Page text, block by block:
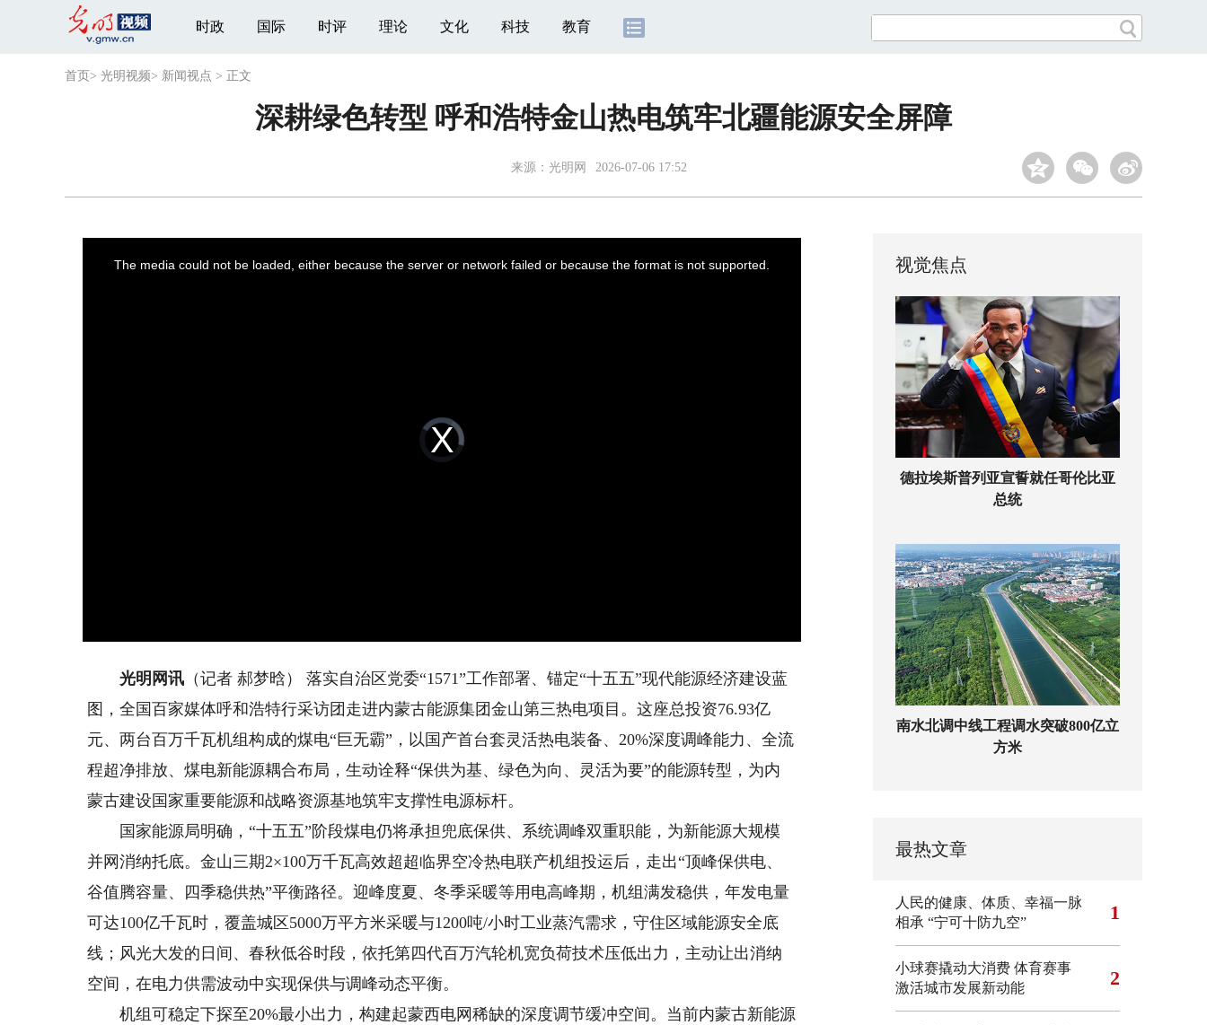
时政 国际 时评 理论 文化 科技 教育
首页 > 光明视频> 新闻视点 > 正文
深耕绿色转型 呼和浩特金山热电筑牢北疆能源安全屏障
来源： 光明网 2026-07-06 17:52
Video
Player
loading.
The media could not be loaded, either because the server or network failed or because the format is not supported.
光明网讯 （记者 郝梦晗） 落实自治区党委“1571”工作部署、锚定“十五五”现代能源经济建设蓝
图，全国百家媒体呼和浩特行采访团走进内蒙古能源集团金山第三热电项目。这座总投资76.93亿
元、两台百万千瓦机组构成的煤电“巨无霸”，以国产首台套灵活热电装备、20%深度调峰能力、全流
程超净排放、煤电新能源耦合布局，生动诠释“保供为基、绿色为向、灵活为要”的能源转型，为内
蒙古建设国家重要能源和战略资源基地筑牢支撑性电源标杆。
国家能源局明确，“十五五”阶段煤电仍将承担兜底保供、系统调峰双重职能，为新能源大规模
并网消纳托底。金山三期2×100万千瓦高效超超临界空冷热电联产机组投运后，走出“顶峰保供电、
谷值腾容量、四季稳供热”平衡路径。迎峰度夏、冬季采暖等用电高峰期，机组满发稳供，年发电量
可达100亿千瓦时，覆盖城区5000万平方米采暖与1200吨/小时工业蒸汽需求，守住区域能源安全底
线；风光大发的日间、春秋低谷时段，依托第四代百万汽轮机宽负荷技术压低出力，主动让出消纳
空间，在电力供需波动中实现保供与调峰动态平衡。
机组可稳定下探至20%最小出力，构建起蒙西电网稀缺的深度调节缓冲空间。当前内蒙古新能源
视觉焦点
德拉埃斯普列亚宣誓就任哥伦比亚
总统
南水北调中线工程调水突破800亿立
方米
最热文章
人民的健康、体质、幸福一脉
相承 “宁可十防九空” 1
小球赛撬动大消费 体育赛事
激活城市发展新动能
2